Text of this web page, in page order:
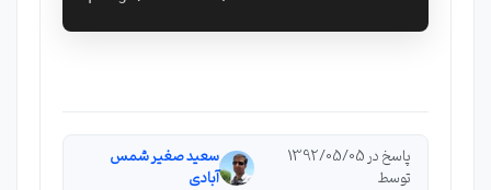
پاسخ در 1392/05/05
توسط
سعید صغیر شمس
آبادی